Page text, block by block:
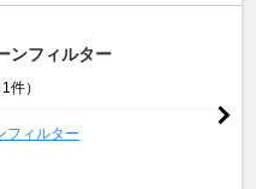
ンフィルター
1件）
フィルター